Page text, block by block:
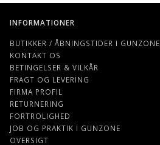
INFORMATIONER
BUTIKKER / ÅBNINGSTIDER I GUNZONE
KONTAKT OS
BETINGELSER & VILKÅR
FRAGT OG LEVERING
FIRMA PROFIL
RETURNERING
FORTROLIGHED
JOB OG PRAKTIK I GUNZONE
OVERSIGT